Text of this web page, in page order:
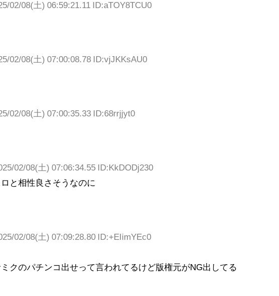
02/08(土) 06:59:21.11 ID:aTOY8TCU0
02/08(土) 07:00:08.78 ID:vjJKKsAU0
02/08(土) 07:00:35.33 ID:68rrjjyt0
02/08(土) 07:06:34.55 ID:KkDODj230
と相性良さそうなのに
02/08(土) 07:09:28.80 ID:+EIimYEc0
クのパチンコ出せって言われてるけど版権元がNG出してる